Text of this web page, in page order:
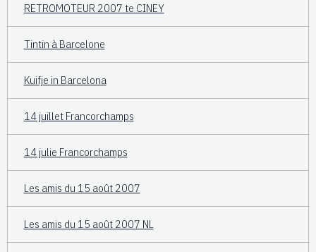
RETROMOTEUR 2007 te CINEY
Tintin à Barcelone
Kuifje in Barcelona
14 juillet Francorchamps
14 julie Francorchamps
Les amis du 15 août 2007
Les amis du 15 août 2007 NL